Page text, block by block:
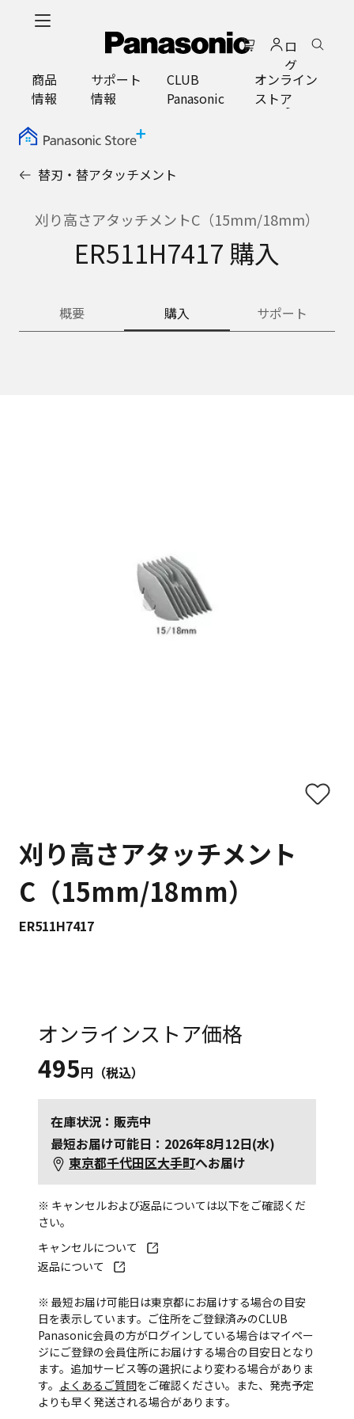
ロ
グ
イ
ン
商品
情報
サポート
情報
CLUB
Panasonic
オンライン
ストア
替刃・替アタッチメント
刈り高さアタッチメントC（15mm/18mm）
ER511H7417 購入
概要 購入 サポート
刈り高さアタッチメント
C（15mm/18mm）
ER511H7417
オンラインストア価格
495円（税込）
在庫状況：販売中
最短お届け可能日：2026年8月12日(水)
東京都千代田区大手町へお届け
※ キャンセルおよび返品については以下をご確認くだ
さい。
キャンセルについて
返品について
※ 最短お届け可能日は東京都にお届けする場合の目安
日を表示しています。ご住所をご登録済みのCLUB
Panasonic会員の方がログインしている場合はマイペー
ジにご登録の会員住所にお届けする場合の目安日となり
ます。追加サービス等の選択により変わる場合がありま
す。 よくあるご質問をご確認ください。また、発売予定
よりも早く発送される場合があります。